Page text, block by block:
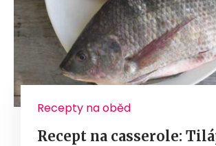
Recepty na oběd
Recept na casserole: